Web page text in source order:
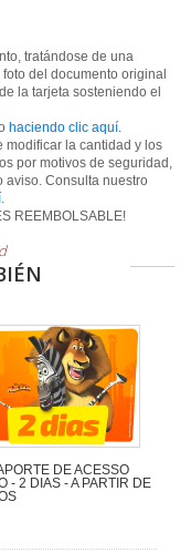
tratándose de una
del documento original
la tarjeta sosteniendo el
haciendo clic aquí.
modificar la cantidad y los
por motivos de seguridad,
aviso. Consulta nuestro
.
REEMBOLSABLE!
DE ACESSO
- 2 DIAS - A PARTIR DE